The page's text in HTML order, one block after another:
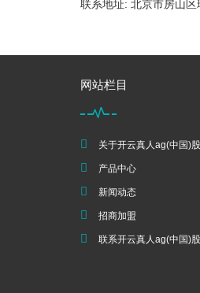
联系地址: 北京市房山区
网站栏目
关于开云真人ag(中国)
产品中心
新闻动态
招商加盟
联系开云真人ag(中国)